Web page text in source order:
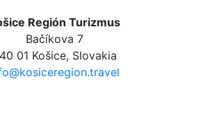
Región Turizmus
Bačíkova 7
01 Košice, Slovakia